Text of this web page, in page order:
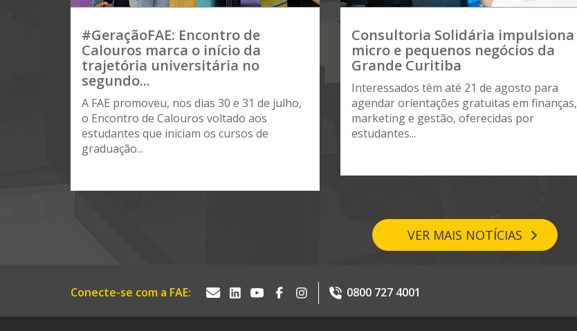
#GeraçãoFAE: Encontro de
Calouros marca o início da
trajetória universitária no
segundo...
A FAE promoveu, nos dias 30 e 31 de julho,
o Encontro de Calouros voltado aos
estudantes que iniciam os cursos de
graduação...
Consultoria Solidária impulsiona
micro e pequenos negócios da
Grande Curitiba
Interessados têm até 21 de agosto para
agendar orientações gratuitas em finanças,
marketing e gestão, oferecidas por
estudantes...
VER MAIS NOTÍCIAS
Conecte-se com a FAE: 0800 727 4001